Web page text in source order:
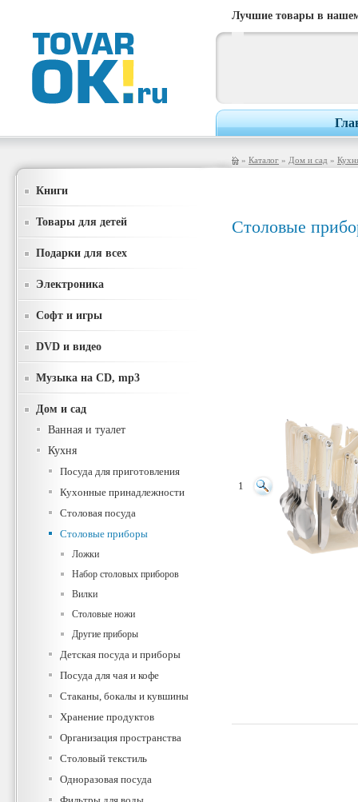
Лучшие товары в
» Каталог » Дом и сад »
Книги
Товары для детей
Подарки для всех
Электроника
Софт и игры
DVD и видео
Музыка на CD, mp3
Дом и сад
Ванная и туалет
Кухня
Посуда для приготовления
Кухонные принадлежности
Столовая посуда
Столовые приборы
Ложки
Набор столовых приборов
Вилки
Столовые ножи
Другие приборы
Детская посуда и приборы
Посуда для чая и кофе
Стаканы, бокалы и кувшины
Хранение продуктов
Организация пространства
Столовый текстиль
Одноразовая посуда
Столовые
1